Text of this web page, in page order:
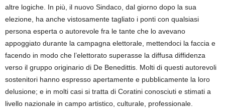
altre logiche. In più, il nuovo Sindaco, dal giorno dopo la sua
elezione, ha anche vistosamente tagliato i ponti con qualsiasi
persona esperta o autorevole fra le tante che lo avevano
appoggiato durante la campagna elettorale, mettendoci la faccia e
facendo in modo che l’elettorato superasse la diffusa diffidenza
verso il gruppo originario di De Benedittis. Molti di questi autorevoli
sostenitori hanno espresso apertamente e pubblicamente la loro
delusione; e in molti casi si tratta di Coratini conosciuti e stimati a
livello nazionale in campo artistico, culturale, professionale.